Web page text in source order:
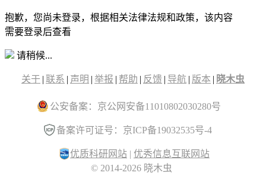
抱歉，您尚未登录，根据相关法律法规和政策，该内容
需要登录后查看
请稍候...
关于 | 联系 | 声明 | 举报 | 帮助 | 反馈 | 导航 | 版本 | 晓木虫
公安备案：京公网安备11010802030280号
备案许可证号：京ICP备19032535号-4
优质科研网站 | 优秀信息互联网站
© 2014-2026 晓木虫